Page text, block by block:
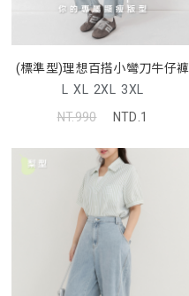
(標準型)理想百搭小彎刀牛仔褲
L XL 2XL 3XL
NT.990
NTD.1